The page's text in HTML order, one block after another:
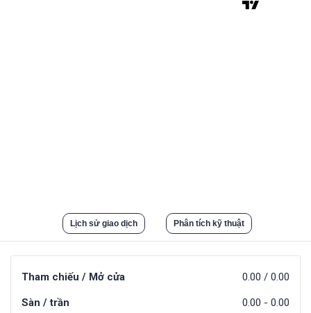
Lịch sử giao dịch Phân tích kỹ thuật
Tham chiếu / Mở cửa 0.00
/
0.00
Sàn / trần 0.00
-
0.00